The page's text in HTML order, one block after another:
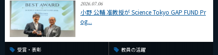
2026.07.06
小野 公輔 准教授が Science Tokyo GAP FUND Pr
og...
受賞・表彰 教員の活躍